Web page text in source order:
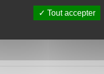
Tout accepter